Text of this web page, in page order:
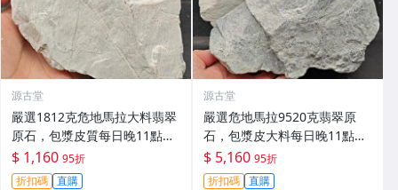
源古堂
嚴選1812克危地馬拉大料翡翠
原石，包漿皮質每日晚11點截
拍。 危地馬拉 翡翠原石 大料
$ 1,160 95折
折扣碼 直購
源古堂
嚴選危地馬拉9520克翡翠原
石，包漿皮大料每日晚11點拍
賣截標，真實成交保證！翡翠
原石 拍賣 9520克
$ 5,160 95折
折扣碼 直購